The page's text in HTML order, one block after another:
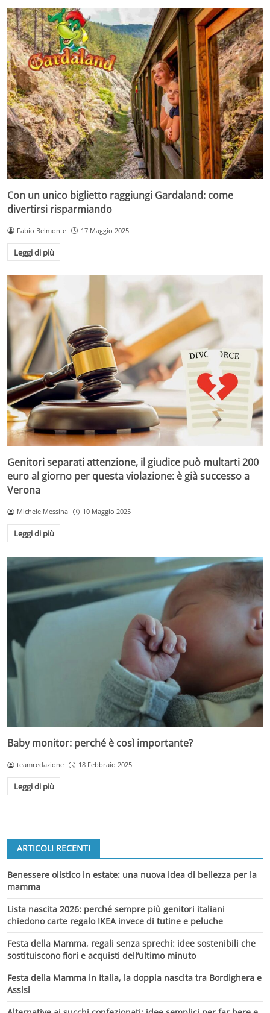
Con un unico biglietto raggiungi Gardaland: come
divertirsi risparmiando
Fabio Belmonte 17 Maggio 2025
Leggi di più
Genitori separati attenzione, il giudice può multarti 200
euro al giorno per questa violazione: è già successo a
Verona
Michele Messina 10 Maggio 2025
Leggi di più
Baby monitor: perché è così importante?
teamredazione 18 Febbraio 2025
Leggi di più
ARTICOLI RECENTI
Benessere olistico in estate: una nuova idea di bellezza per la
mamma
Lista nascita 2026: perché sempre più genitori italiani
chiedono carte regalo IKEA invece di tutine e peluche
Festa della Mamma, regali senza sprechi: idee sostenibili che
sostituiscono fiori e acquisti dell’ultimo minuto
Festa della Mamma in Italia, la doppia nascita tra Bordighera e
Assisi